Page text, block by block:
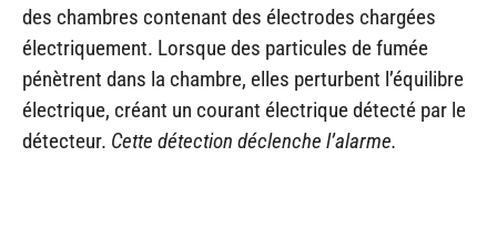
des chambres contenant des électrodes chargées
électriquement. Lorsque des particules de fumée
pénètrent dans la chambre, elles perturbent l’équilibre
électrique, créant un courant électrique détecté par le
détecteur. Cette détection déclenche l’alarme.